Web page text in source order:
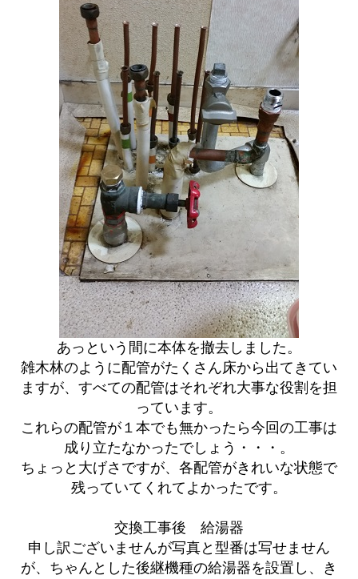
あっという間に本体を撤去しました。
雑木林のように配管がたくさん床から出てきてい
ますが、すべての配管はそれぞれ大事な役割を担
っています。
これらの配管が１本でも無かったら今回の工事は
成り立たなかったでしょう・・・。
ちょっと大げさですが、各配管がきれいな状態で
残っていてくれてよかったです。
交換工事後 給湯器
申し訳ございませんが写真と型番は写せません
が、ちゃんとした後継機種の給湯器を設置し、き